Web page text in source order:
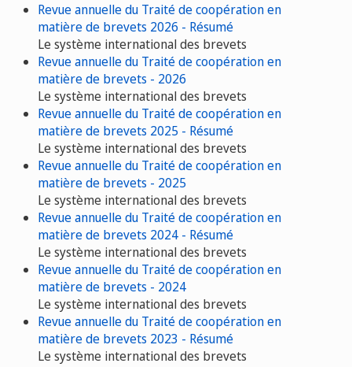
Revue annuelle du Traité de coopération en
matière de brevets 2026 - Résumé
Le système international des brevets
Revue annuelle du Traité de coopération en
matière de brevets - 2026
Le système international des brevets
Revue annuelle du Traité de coopération en
matière de brevets 2025 - Résumé
Le système international des brevets
Revue annuelle du Traité de coopération en
matière de brevets - 2025
Le système international des brevets
Revue annuelle du Traité de coopération en
matière de brevets 2024 - Résumé
Le système international des brevets
Revue annuelle du Traité de coopération en
matière de brevets - 2024
Le système international des brevets
Revue annuelle du Traité de coopération en
matière de brevets 2023 - Résumé
Le système international des brevets